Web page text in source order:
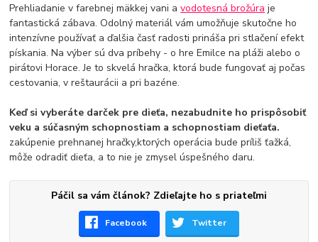
Prehliadanie v farebnej mäkkej vani avodotesná brožúra je
fantastická zábava. Odolný materiál vám umožňuje skutočne ho
intenzívne používať a ďalšia časť radosti prináša pri stlačení efekt
pískania. Na výber sú dva príbehy - o hre Emilce na pláži alebo o
pirátovi Horace. Je to skvelá hračka, ktorá bude fungovať aj počas
cestovania, v reštaurácii a pri bazéne.
Keď si vyberáte darček pre dieťa, nezabudnite ho prispôsobiť
veku a súčasným schopnostiam a schopnostiam dieťaťa.
zakúpenie prehnanej hračky,ktorých operácia bude príliš ťažká,
môže odradiť dieťa, a to nie je zmysel úspešného daru.
Páčil sa vám článok? Zdieľajte ho s priateľmi
Facebook Twitter